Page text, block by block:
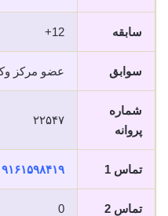
سابقه 12+
سوابق عضو مرکز
شماره
پروانه
۲۲۵۴۷
تماس 1
تماس 2 0